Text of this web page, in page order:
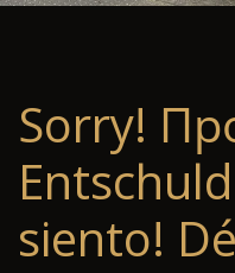
Sorry!
siento!